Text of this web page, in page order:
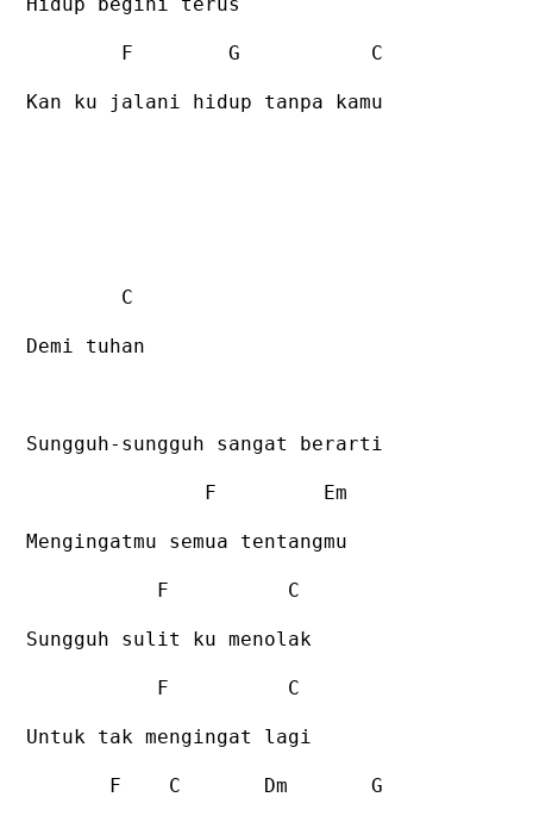
F G C
Kan ku jalani hidup tanpa kamu
C
Demi tuhan
Sungguh-sungguh sangat berarti
F Em
Mengingatmu semua tentangmu
F C
Sungguh sulit ku menolak
F C
Untuk tak mengingat lagi
F C Dm G